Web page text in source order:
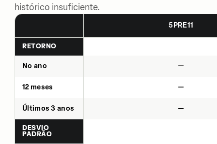
histórico insuficiente.
5PRE11
RETORNO
No ano —
12 meses —
Últimos 3 anos —
DESVIO
PADRÃO